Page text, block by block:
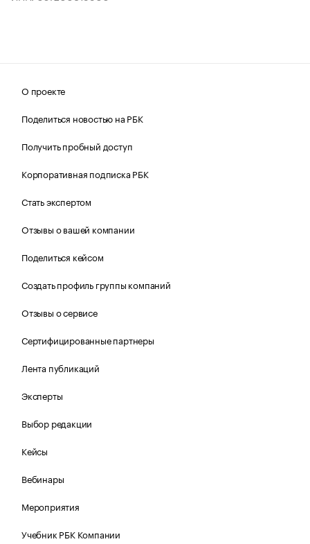
О проекте
Поделиться новостью на РБК
Получить пробный доступ
Корпоративная подписка РБК
Стать экспертом
Отзывы о вашей компании
Поделиться кейсом
Создать профиль группы компаний
Отзывы о сервисе
Сертифицированные партнеры
Лента публикаций
Эксперты
Выбор редакции
Кейсы
Вебинары
Мероприятия
Учебник РБК Компании